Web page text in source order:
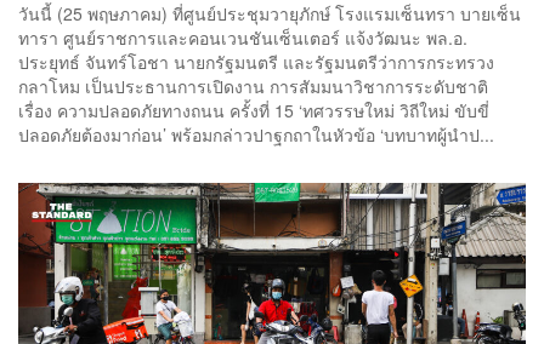
วันนี้ (25 พฤษภาคม) ที่ศูนย์ประชุมวายุภักษ์ โรงแรมเซ็นทรา บายเซ็น
ทารา ศูนย์ราชการและคอนเวนชันเซ็นเตอร์ แจ้งวัฒนะ พล.อ.
ประยุทธ์ จันทร์โอชา นายกรัฐมนตรี และรัฐมนตรีว่าการกระทรวง
กลาโหม เป็นประธานการเปิดงาน การสัมมนาวิชาการระดับชาติ
เรื่อง ความปลอดภัยทางถนน ครั้งที่ 15 ‘ทศวรรษใหม่ วิถีใหม่ ขับขี่
ปลอดภัยต้องมาก่อน’ พร้อมกล่าวปาฐกถาในหัวข้อ ‘บทบาทผู้นำป...